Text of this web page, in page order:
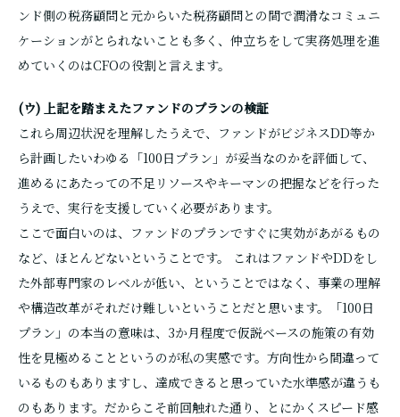
ンド側の税務顧問と元からいた税務顧問との間で潤滑なコミュニ
ケーションがとられないことも多く、仲立ちをして実務処理を進
めていくのはCFOの役割と言えます。
(ウ) 上記を踏まえたファンドのプランの検証
これら周辺状況を理解したうえで、ファンドがビジネスDD等か
ら計画したいわゆる「100日プラン」が妥当なのかを評価して、
進めるにあたっての不足リソースやキーマンの把握などを行った
うえで、実行を支援していく必要があります。
ここで面白いのは、ファンドのプランですぐに実効があがるもの
など、ほとんどないということです。 これはファンドやDDをし
た外部専門家のレベルが低い、ということではなく、事業の理解
や構造改革がそれだけ難しいということだと思います。「100日
プラン」の本当の意味は、3か月程度で仮説ベースの施策の有効
性を見極めることというのが私の実感です。方向性から間違って
いるものもありますし、達成できると思っていた水準感が違うも
のもあります。だからこそ前回触れた通り、とにかくスピード感